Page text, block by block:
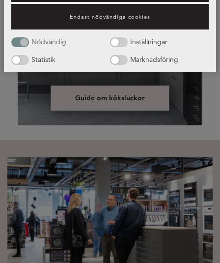
Endast nödvändiga cookies
Nödvändig
Inställningar
Statistik
Marknadsföring
Luckor i olika stilar och färger
Guide om köksluckor